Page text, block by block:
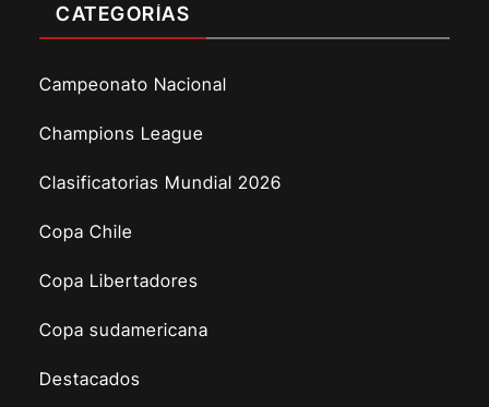
CATEGORÍAS
Campeonato Nacional
Champions League
Clasificatorias Mundial 2026
Copa Chile
Copa Libertadores
Copa sudamericana
Destacados